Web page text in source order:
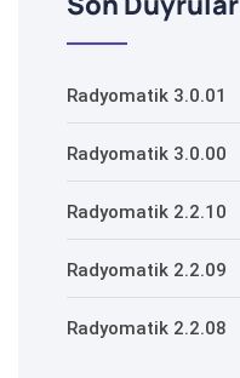
Radyomatik 3.0.01
Radyomatik 3.0.00
Radyomatik 2.2.10
Radyomatik 2.2.09
Radyomatik 2.2.08